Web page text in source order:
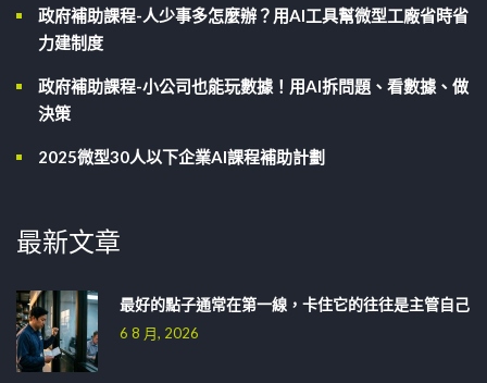
政府補助課程-人少事多怎麼辦？用AI工具幫微型工廠省時省
力建制度
政府補助課程-小公司也能玩數據！用AI拆問題、看數據、做
決策
2025微型30人以下企業AI課程補助計劃
最新文章
最好的點子通常在第一線，卡住它的往往是主管自己
6 8 月, 2026